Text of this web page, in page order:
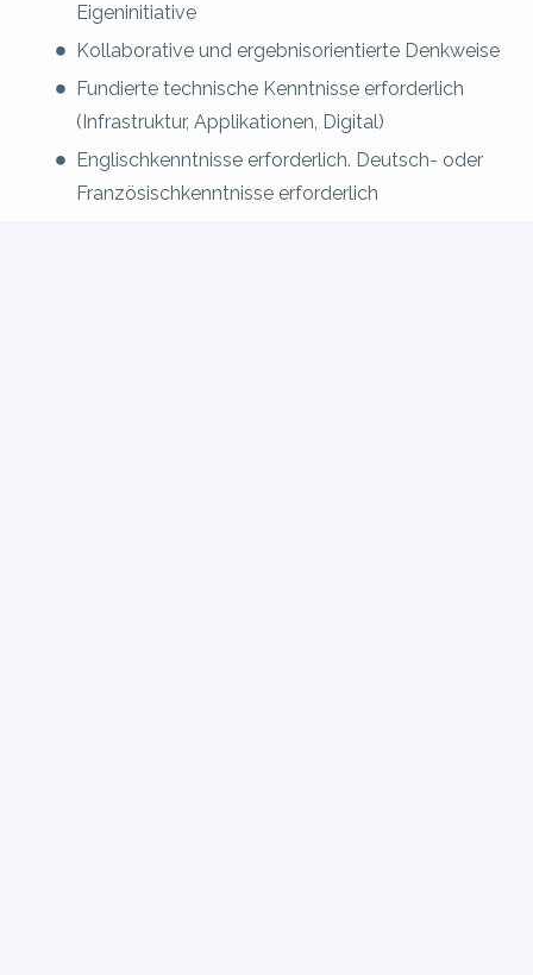
Eigeninitiative
Kollaborative und ergebnisorientierte Denkweise
Fundierte technische Kenntnisse erforderlich
(Infrastruktur, Applikationen, Digital)
Englischkenntnisse erforderlich. Deutsch- oder
Französischkenntnisse erforderlich